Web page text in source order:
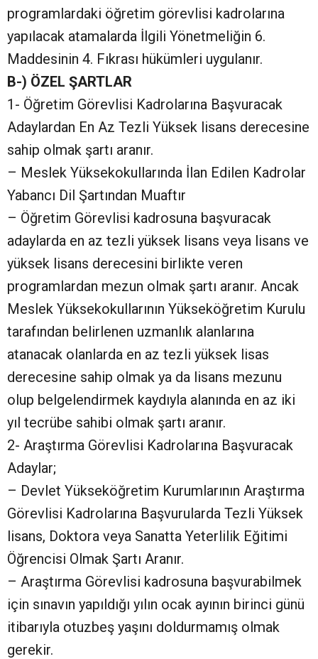
programlardaki öğretim görevlisi kadrolarına
yapılacak atamalarda İlgili Yönetmeliğin 6.
Maddesinin 4. Fıkrası hükümleri uygulanır.
B-) ÖZEL ŞARTLAR
1- Öğretim Görevlisi Kadrolarına Başvuracak
Adaylardan En Az Tezli Yüksek lisans derecesine
sahip olmak şartı aranır.
– Meslek Yüksekokullarında İlan Edilen Kadrolar
Yabancı Dil Şartından Muaftır
– Öğretim Görevlisi kadrosuna başvuracak
adaylarda en az tezli yüksek lisans veya lisans ve
yüksek lisans derecesini birlikte veren
programlardan mezun olmak şartı aranır. Ancak
Meslek Yüksekokullarının Yükseköğretim Kurulu
tarafından belirlenen uzmanlık alanlarına
atanacak olanlarda en az tezli yüksek lisas
derecesine sahip olmak ya da lisans mezunu
olup belgelendirmek kaydıyla alanında en az iki
yıl tecrübe sahibi olmak şartı aranır.
2- Araştırma Görevlisi Kadrolarına Başvuracak
Adaylar;
– Devlet Yükseköğretim Kurumlarının Araştırma
Görevlisi Kadrolarına Başvurularda Tezli Yüksek
lisans, Doktora veya Sanatta Yeterlilik Eğitimi
Öğrencisi Olmak Şartı Aranır.
– Araştırma Görevlisi kadrosuna başvurabilmek
için sınavın yapıldığı yılın ocak ayının birinci günü
itibarıyla otuzbeş yaşını doldurmamış olmak
gerekir.